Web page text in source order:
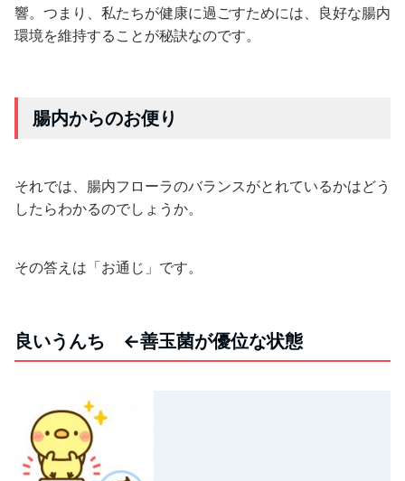
響。つまり、私たちが健康に過ごすためには、良好な腸内
環境を維持することが秘訣なのです。
腸内からのお便り
それでは、腸内フローラのバランスがとれているかはどう
したらわかるのでしょうか。
その答えは「お通じ」です。
良いうんち ←善玉菌が優位な状態